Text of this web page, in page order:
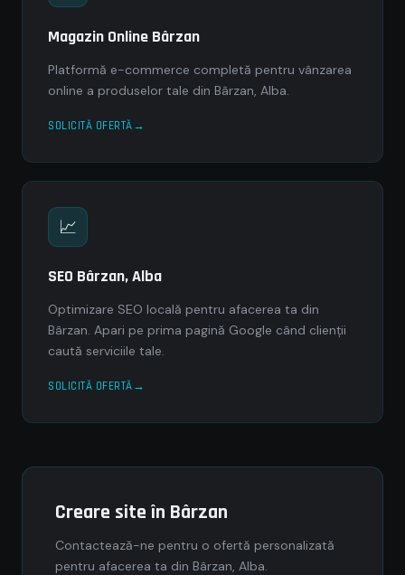
Magazin Online Bârzan
Platformă e-commerce completă pentru vânzarea
online a produselor tale din Bârzan, Alba.
SOLICITĂ OFERTĂ
📈
SEO Bârzan, Alba
Optimizare SEO locală pentru afacerea ta din
Bârzan. Apari pe prima pagină Google când clienții
caută serviciile tale.
SOLICITĂ OFERTĂ
Creare site în Bârzan
Contactează-ne pentru o ofertă personalizată
pentru afacerea ta din Bârzan, Alba.